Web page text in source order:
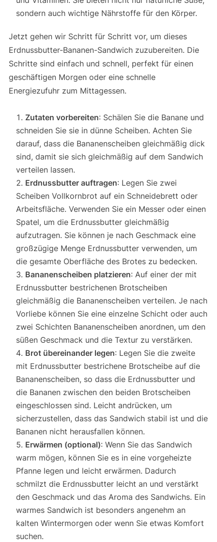
sondern auch wichtige Nährstoffe für den Körper.
Jetzt gehen wir Schritt für Schritt vor, um dieses
Erdnussbutter-Bananen-Sandwich zuzubereiten. Die
Schritte sind einfach und schnell, perfekt für einen
geschäftigen Morgen oder eine schnelle
Energiezufuhr zum Mittagessen.
Zutaten vorbereiten: Schälen Sie die Banane und
schneiden Sie sie in dünne Scheiben. Achten Sie
darauf, dass die Bananenscheiben gleichmäßig dick
sind, damit sie sich gleichmäßig auf dem Sandwich
verteilen lassen.
Erdnussbutter auftragen: Legen Sie zwei
Scheiben Vollkornbrot auf ein Schneidebrett oder
Arbeitsfläche. Verwenden Sie ein Messer oder einen
Spatel, um die Erdnussbutter gleichmäßig
aufzutragen. Sie können je nach Geschmack eine
großzügige Menge Erdnussbutter verwenden, um
die gesamte Oberfläche des Brotes zu bedecken.
Bananenscheiben platzieren: Auf einer der mit
Erdnussbutter bestrichenen Brotscheiben
gleichmäßig die Bananenscheiben verteilen. Je nach
Vorliebe können Sie eine einzelne Schicht oder auch
zwei Schichten Bananenscheiben anordnen, um den
süßen Geschmack und die Textur zu verstärken.
Brot übereinander legen: Legen Sie die zweite
mit Erdnussbutter bestrichene Brotscheibe auf die
Bananenscheiben, so dass die Erdnussbutter und
die Bananen zwischen den beiden Brotscheiben
eingeschlossen sind. Leicht andrücken, um
sicherzustellen, dass das Sandwich stabil ist und die
Bananen nicht herausfallen können.
Erwärmen (optional): Wenn Sie das Sandwich
warm mögen, können Sie es in eine vorgeheizte
Pfanne legen und leicht erwärmen. Dadurch
schmilzt die Erdnussbutter leicht an und verstärkt
den Geschmack und das Aroma des Sandwichs. Ein
warmes Sandwich ist besonders angenehm an
kalten Wintermorgen oder wenn Sie etwas Komfort
suchen.